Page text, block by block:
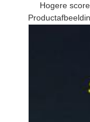
Hogere